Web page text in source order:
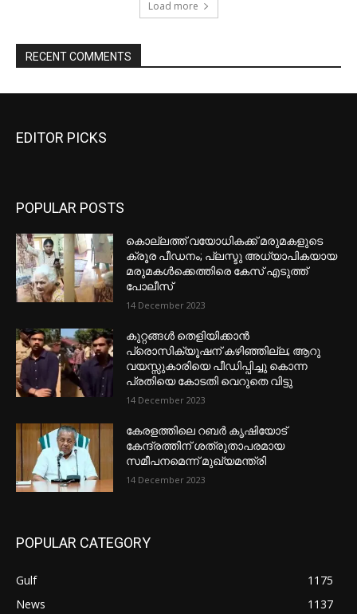
EDITOR PICKS
POPULAR POSTS
കൊല്ലത്ത് വയോധികക്ക് മരുമകളുടെ
ക്രൂര പീഡനം; പ്ലസ്ടു അധ്യാപികയായ
മരുമകൾക്കെത്തിരെ കേസ് എടുത്ത്
പോലീസ്
14 December 2023
കുറ്റങ്ങൾ തെളിയിക്കാൻ
പ്രൊസിക്യൂഷന് കഴിഞ്ഞില്ല; ആറു
വയസ്സുകാരിയെ പീഡിപ്പിച്ചു കൊന്ന
പ്രതിയെ കോടതി വെറുതെ വിട്ടു
14 December 2023
കേരളത്തിലെ റബർ കൃഷിയോട്
കേന്ദ്രത്തിന് ശത്രുതാപരമായ
സമീപനമെന്ന് മുഖ്യമന്ത്രി
14 December 2023
POPULAR CATEGORY
Gulf
1175
News
1137